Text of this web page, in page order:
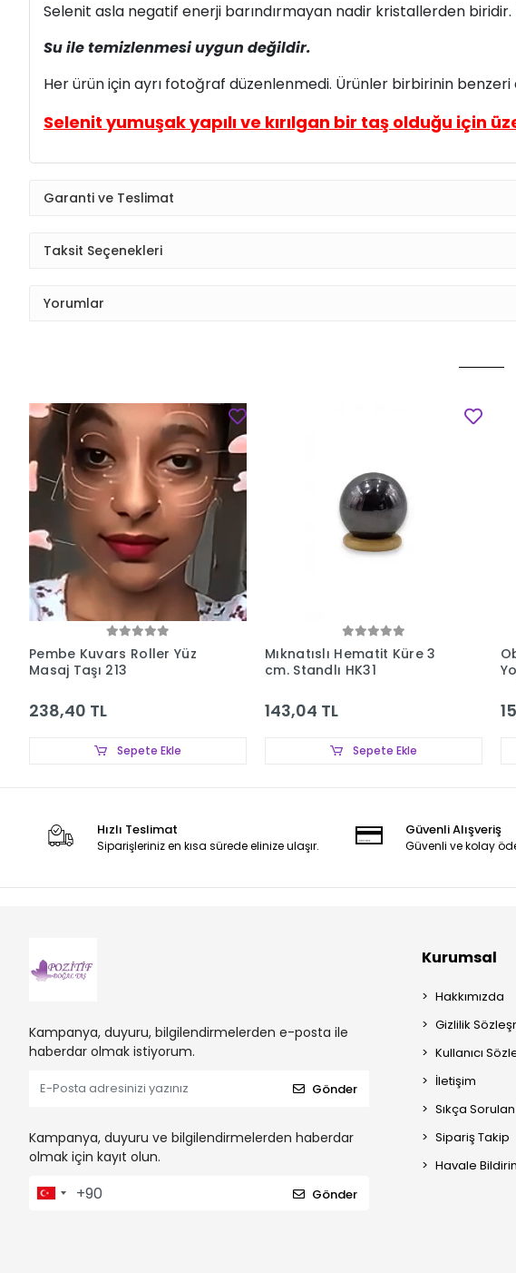
Selenit asla negatif enerji barındırmayan nadir kristallerden
Su ile temizlenmesi uygun değildir.
Her ürün için ayrı fotoğraf düzenlenmedi. Ürünler birbirinin benzeri
Selenit yumuşak yapılı ve kırılgan bir taş olduğu için
Garanti ve Teslimat
Taksit Seçenekleri
Yorumlar
Pembe Kuvars Roller Yüz
Masaj Taşı 213
238,40 TL
Sepete Ekle
Mıknatıslı Hematit Küre 3
cm. Standlı HK31
143,04 TL
Sepete Ekle
Hızlı Teslimat
Siparişleriniz en kısa sürede elinize ulaşır.
Güvenli Alışveriş
Güvenli ve kolay
Kampanya, duyuru, bilgilendirmelerden e-posta ile
haberdar olmak istiyorum.
Gönder
Kampanya, duyuru ve bilgilendirmelerden haberdar
olmak için kayıt olun.
Gönder
Kurumsal
Hakkımızda
Gizlilik
Kullanıcı
İletişim
Sıkça
Sipariş Takip
Havale